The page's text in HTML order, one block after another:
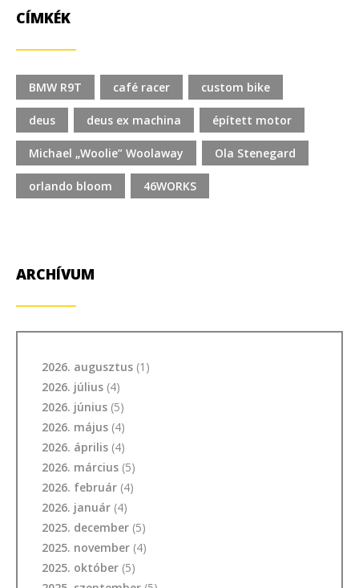
CÍMKÉK
BMW R9T café racer custom bike
deus deus ex machina épített motor
Michael „Woolie” Woolaway Ola Stenegard
orlando bloom 46WORKS
ARCHÍVUM
2026. augusztus (1)
2026. július (4)
2026. június (5)
2026. május (4)
2026. április (4)
2026. március (5)
2026. február (4)
2026. január (4)
2025. december (5)
2025. november (4)
2025. október (5)